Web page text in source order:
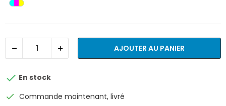
AJOUTER AU PANIER
 En stock
check Commande maintenant, livré